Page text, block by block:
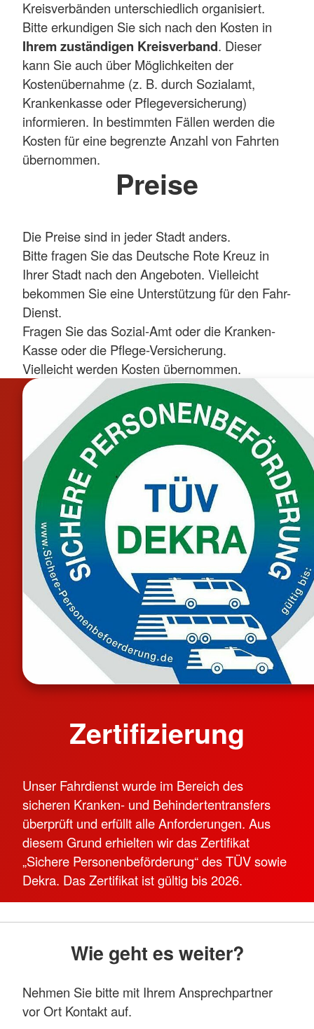
Kreisverbänden unterschiedlich organisiert.
Bitte erkundigen Sie sich nach den Kosten in
Ihrem zuständigen Kreisverband. Dieser
kann Sie auch über Möglichkeiten der
Kostenübernahme (z. B. durch Sozialamt,
Krankenkasse oder Pflegeversicherung)
informieren. In bestimmten Fällen werden die
Kosten für eine begrenzte Anzahl von Fahrten
übernommen.
Preise
Die Preise sind in jeder Stadt anders.
Bitte fragen Sie das Deutsche Rote Kreuz in
Ihrer Stadt nach den Angeboten. Vielleicht
bekommen Sie eine Unterstützung für den Fahr-
Dienst.
Fragen Sie das Sozial-Amt oder die Kranken-
Kasse oder die Pflege-Versicherung.
Vielleicht werden Kosten übernommen.
Zertifizierung
Unser Fahrdienst wurde im Bereich des
sicheren Kranken- und Behindertentransfers
überprüft und erfüllt alle Anforderungen. Aus
diesem Grund erhielten wir das Zertifikat
„Sichere Personenbeförderung“ des TÜV sowie
Dekra. Das Zertifikat ist gültig bis 2026.
Wie geht es weiter?
Nehmen Sie bitte mit Ihrem Ansprechpartner
vor Ort Kontakt auf.